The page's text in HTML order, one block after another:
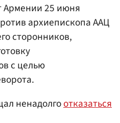
Армении 25 июня
архиепископа ААЦ
сторонников,
с целью
ненадолгоотказаться